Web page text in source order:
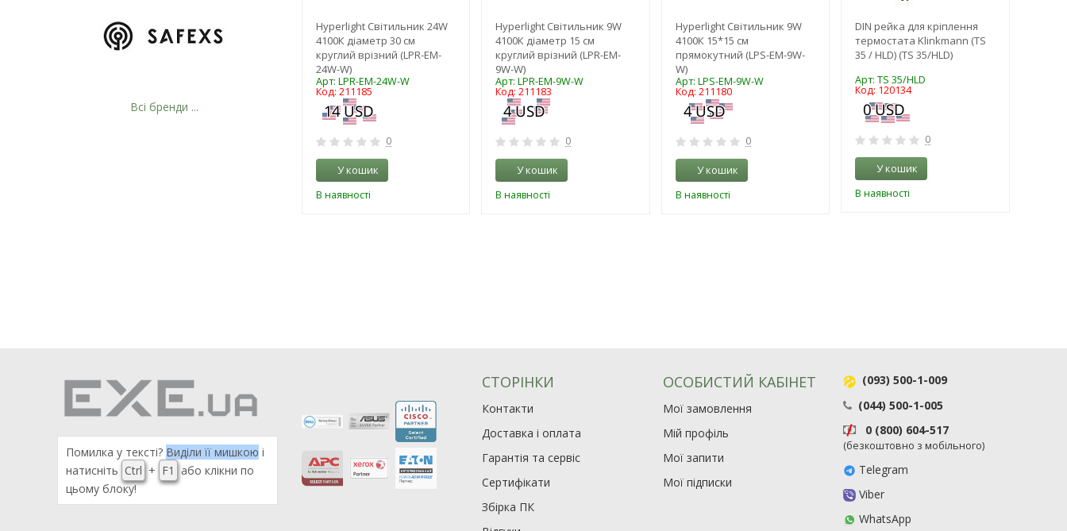
Hyperlight Світильник 24W
4100К діаметр 30 см
круглий врізний (LPR-EM-
24W-W)
Арт: LPR-EM-24W-W
Код: 211185
0
У кошик
В наявності
Hyperlight Світильник 9W
4100К діаметр 15 см
круглий врізний (LPR-EM-
9W-W)
Арт: LPR-EM-9W-W
Код: 211183
0
У кошик
В наявності
Hyperlight Світильник 9W
4100К 15*15 см
прямокутний (LPS-EM-9W-
W)
Арт: LPS-EM-9W-W
Код: 211180
0
У кошик
В наявності
DIN рейка для кріплення
термостата Klinkmann (TS
35 / HLD) (TS 35/HLD)
Арт: TS 35/HLD
Код: 120134
0
У кошик
В наявності
Всі бренди ...
Помилка у тексті? Виділи її мишкою і
натисніть Ctrl + F1
або клікни по
цьому блоку!
СТОРІНКИ
Контакти
Доставка і оплата
Гарантія та сервіс
Сертифікати
Збірка ПК
ОСОБИСТИЙ КАБІНЕТ
Мої замовлення
Мій профіль
Мої запити
Мої підписки
(093) 500-1-009
(044) 500-1-005
0 (800) 604-517
(безкоштовно з мобільного)
Telegram
Viber
WhatsApp